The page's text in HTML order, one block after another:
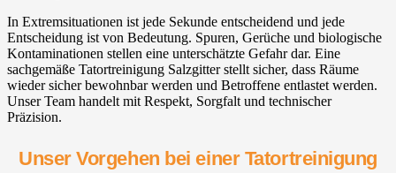
In Extremsituationen ist jede Sekunde entscheidend und jede
Entscheidung ist von Bedeutung. Spuren, Gerüche und biologische
Kontaminationen stellen eine unterschätzte Gefahr dar. Eine
sachgemäße Tatortreinigung Salzgitter stellt sicher, dass Räume
wieder sicher bewohnbar werden und Betroffene entlastet werden.
Unser Team handelt mit Respekt, Sorgfalt und technischer
Präzision.
Unser Vorgehen bei einer Tatortreinigung